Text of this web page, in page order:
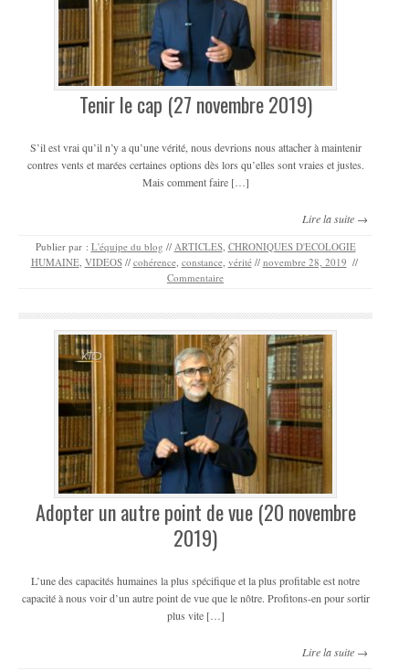
Tenir le cap (27 novembre 2019)
S’il est vrai qu’il n’y a qu’une vérité, nous devrions nous attacher à maintenir
contres vents et marées certaines options dès lors qu’elles sont vraies et justes.
Mais comment faire […]
Lire la suite →
Publier par : L'équipe du blog // ARTICLES, CHRONIQUES D'ECOLOGIE
HUMAINE, VIDEOS // cohérence, constance, vérité // novembre 28, 2019 //
Commentaire
Adopter un autre point de vue (20 novembre
2019)
L’une des capacités humaines la plus spécifique et la plus profitable est notre
capacité à nous voir d’un autre point de vue que le nôtre. Profitons-en pour sortir
plus vite […]
Lire la suite →